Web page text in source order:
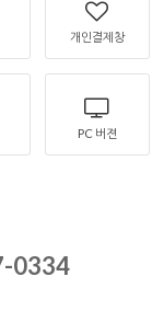
개인결제창
PC 버젼
0334